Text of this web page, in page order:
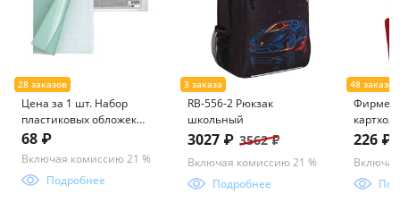
Цена за 1 шт. Набор
пластиковых обложек
ErichKrause Fizzy Clear,
для тетрадей и
дневников, 212х347мм,
50 мкм (пакет 10 шт.)
68 ₽
Включая комиссию 21 %
Подробнее
RB-556-2 Рюкзак
школьный
3027 ₽ 3562 ₽
Включая комиссию 21 %
Подробнее
226 ₽